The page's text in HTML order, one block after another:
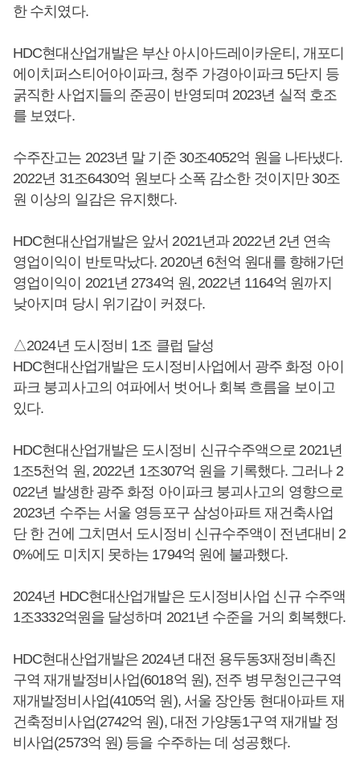
한 수치였다.
HDC현대산업개발은 부산 아시아드레이카운티, 개포디
에이치퍼스티어아이파크, 청주 가경아이파크 5단지 등
굵직한 사업지들의 준공이 반영되며 2023년 실적 호조
를 보였다.
수주잔고는 2023년 말 기준 30조4052억 원을 나타냈다.
2022년 31조6430억 원보다 소폭 감소한 것이지만 30조
원 이상의 일감은 유지했다.
HDC현대산업개발은 앞서 2021년과 2022년 2년 연속
영업이익이 반토막났다. 2020년 6천억 원대를 향해가던
영업이익이 2021년 2734억 원, 2022년 1164억 원까지
낮아지며 당시 위기감이 커졌다.
△2024년 도시정비 1조 클럽 달성
HDC현대산업개발은 도시정비사업에서 광주 화정 아이
파크 붕괴사고의 여파에서 벗어나 회복 흐름을 보이고
있다.
HDC현대산업개발은 도시정비 신규수주액으로 2021년
1조5천억 원, 2022년 1조307억 원을 기록했다. 그러나 2
022년 발생한 광주 화정 아이파크 붕괴사고의 영향으로
2023년 수주는 서울 영등포구 삼성아파트 재건축사업
단 한 건에 그치면서 도시정비 신규수주액이 전년대비 2
0%에도 미치지 못하는 1794억 원에 불과했다.
2024년 HDC현대산업개발은 도시정비사업 신규 수주액
1조3332억원을 달성하며 2021년 수준을 거의 회복했다.
HDC현대산업개발은 2024년 대전 용두동3재정비촉진
구역 재개발정비사업(6018억 원), 전주 병무청인근구역
재개발정비사업(4105억 원), 서울 장안동 현대아파트 재
건축정비사업(2742억 원), 대전 가양동1구역 재개발 정
비사업(2573억 원) 등을 수주하는 데 성공했다.